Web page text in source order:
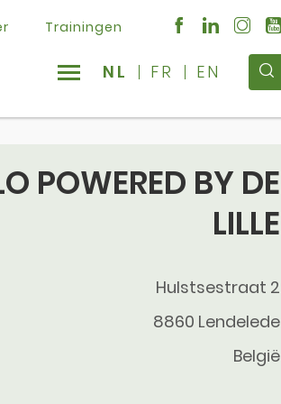
Trainingen
NL FR EN
POWERED BY DE
LILLE
Hulstsestraat 2
8860 Lendelede
België